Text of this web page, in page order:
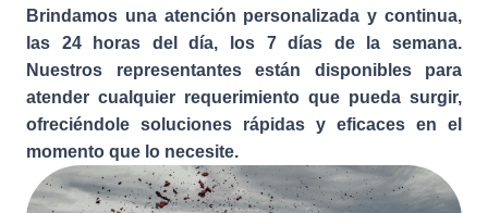
Brindamos una atención personalizada y continua,
las 24 horas del día, los 7 días de la semana.
Nuestros representantes están disponibles para
atender cualquier requerimiento que pueda surgir,
ofreciéndole soluciones rápidas y eficaces en el
momento que lo necesite.